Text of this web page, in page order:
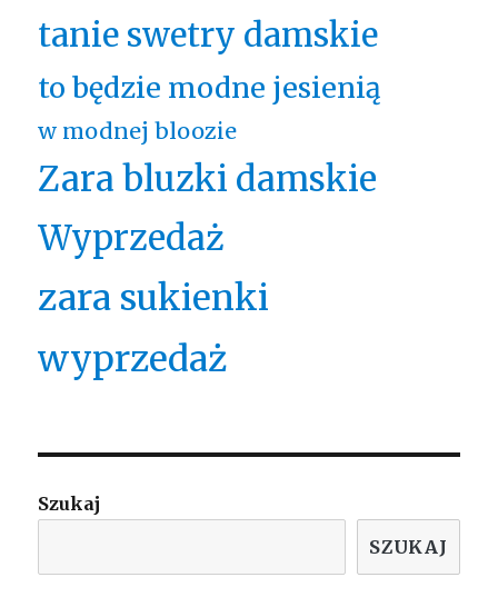
tanie swetry damskie
to będzie modne jesienią
w modnej bloozie
Zara bluzki damskie
Wyprzedaż
zara sukienki
wyprzedaż
Szukaj
SZUKAJ